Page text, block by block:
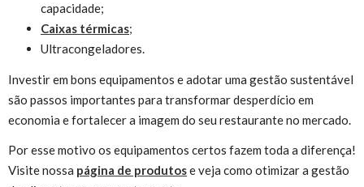
capacidade;
Caixas térmicas;
Ultracongeladores.
Investir em bons equipamentos e adotar uma gestão sustentável
são passos importantes para transformar desperdício em
economia e fortalecer a imagem do seu restaurante no mercado.
Por esse motivo os equipamentos certos fazem toda a diferença!
Visite nossa página de produtose veja como otimizar a gestão